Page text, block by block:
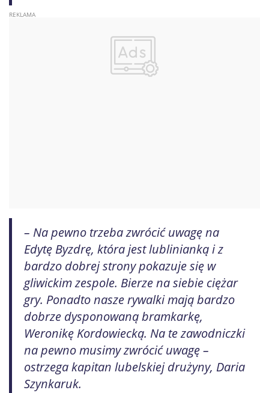
– Na pewno trzeba zwrócić uwagę na
Edytę Byzdrę, która jest lublinianką i z
bardzo dobrej strony pokazuje się w
gliwickim zespole. Bierze na siebie ciężar
gry. Ponadto nasze rywalki mają bardzo
dobrze dysponowaną bramkarkę,
Weronikę Kordowiecką. Na te zawodniczki
na pewno musimy zwrócić uwagę –
ostrzega kapitan lubelskiej drużyny, Daria
Szynkaruk.